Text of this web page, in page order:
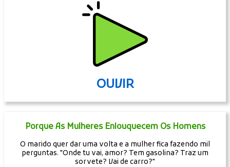
OUVIR
Porque As Mulheres Enlouquecem Os Homens
O marido quer dar uma volta e a mulher fica fazendo mil
perguntas. "Onde tu vai, amor? Tem gasolina? Traz um
sorvete? Vai de carro?"